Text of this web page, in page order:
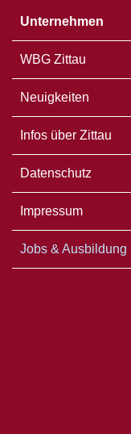
Unternehmen
WBG Zittau
Neuigkeiten
Infos über Zittau
Datenschutz
Impressum
Jobs & Ausbildung